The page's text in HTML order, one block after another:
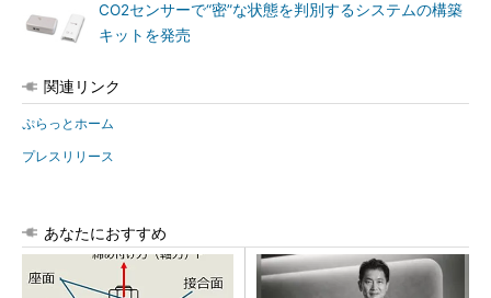
CO2センサーで“密”な状態を判別するシステムの構築
キットを発売
関連リンク
ぷらっとホーム
プレスリリース
あなたにおすすめ